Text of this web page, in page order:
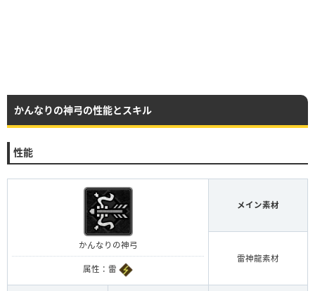
かんなりの神弓の性能とスキル
性能
かんなりの神弓
属性：雷
メイン素材
雷神龍素材